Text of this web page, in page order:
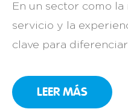
En un sector como la
servicio y la
clave para
muy bien Can Ribot,
en Girona con más
LEER MÁS